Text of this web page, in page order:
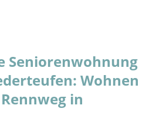
Seniorenwohnung
Wohnen
in